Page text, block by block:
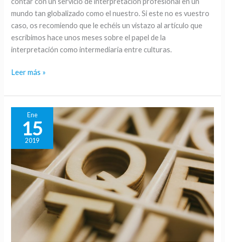
mundo tan globalizado como el nuestro. Si este no es vuestro
caso, os recomiendo que le echéis un vistazo al artículo que
escribimos hace unos meses sobre el papel de la
interpretación como intermediaria entre culturas.
Leer más »
Ene
15
2019